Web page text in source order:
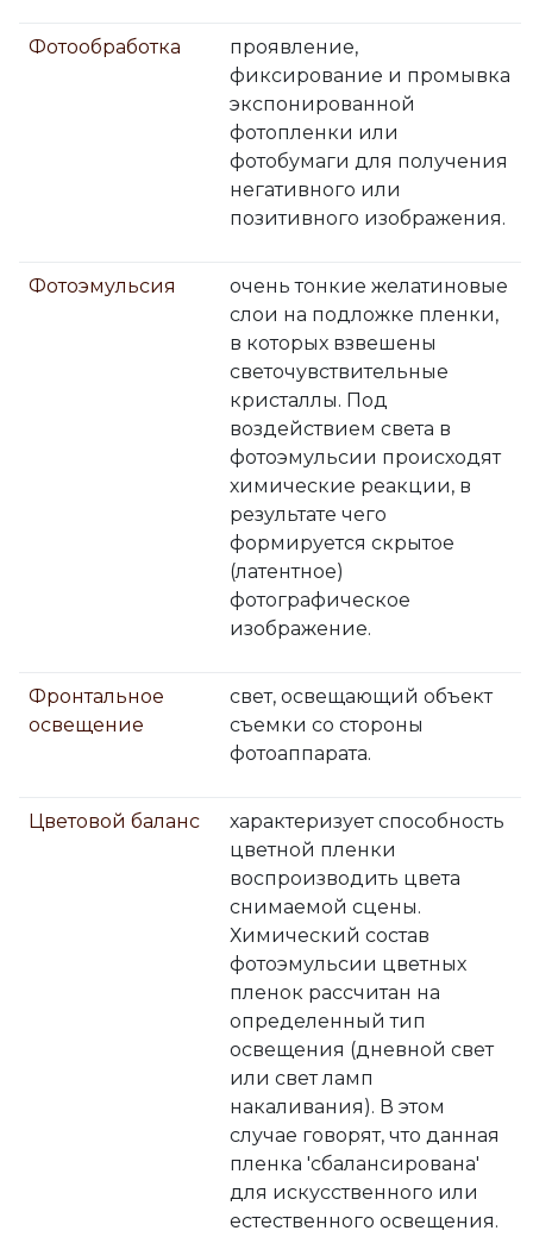
Фотообработка
проявление,
фиксирование и промывка
экспонированной
фотопленки или
фотобумаги для получения
негативного или
позитивного изображения.
Фотоэмульсия
очень тонкие желатиновые
слои на подложке пленки,
в которых взвешены
светочувствительные
кристаллы. Под
воздействием света в
фотоэмульсии происходят
химические реакции, в
результате чего
формируется скрытое
(латентное)
фотографическое
изображение.
Фронтальное
освещение
свет, освещающий объект
съемки со стороны
фотоаппарата.
Цветовой баланс
характеризует способность
цветной пленки
воспроизводить цвета
снимаемой сцены.
Химический состав
фотоэмульсии цветных
пленок рассчитан на
определенный тип
освещения (дневной свет
или свет ламп
накаливания). В этом
случае говорят, что данная
пленка 'сбалансирована'
для искусственного или
естественного освещения.